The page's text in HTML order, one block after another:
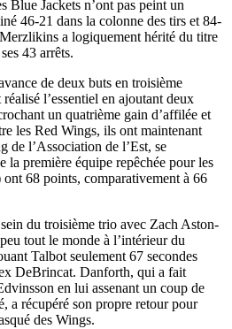
Jackets n’ont pas peint un
46-21 dans la colonne des tirs et 84-
a logiquement hérité du titre
43 arrêts.
de deux buts en troisième
l’essentiel en ajoutant deux
un quatrième gain d’affilée et
les Red Wings, ils ont maintenant
de l’Association de l’Est, se
la première équipe repêchée pour les
68 points, comparativement à 66
du troisième trio avec Zach Aston-
tout le monde à l’intérieur du
Talbot seulement 67 secondes
DeBrincat. Danforth, qui a fait
en lui assenant un coup de
a récupéré son propre retour pour
des Wings.